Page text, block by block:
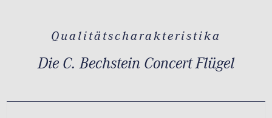
Qualitätscharakteristika
Die C. Bechstein Concert Flügel